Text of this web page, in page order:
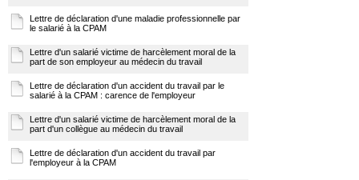
Lettre de déclaration d'une maladie professionnelle par
le salarié à la CPAM
Lettre d'un salarié victime de harcèlement moral de la
part de son employeur au médecin du travail
Lettre de déclaration d'un accident du travail par le
salarié à la CPAM : carence de l'employeur
Lettre d'un salarié victime de harcèlement moral de la
part d'un collègue au médecin du travail
Lettre de déclaration d'un accident du travail par
l'employeur à la CPAM